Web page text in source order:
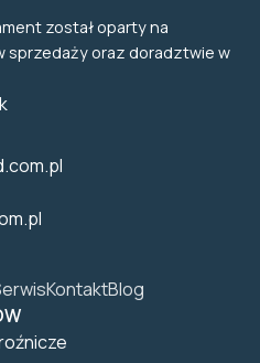
został oparty na
sprzedaży oraz doradztwie w
KontaktBlog